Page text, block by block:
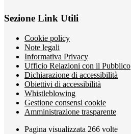
Sezione Link Utili
Cookie policy
Note legali
Informativa Privacy
Ufficio Relazioni con il Pubblico
Dichiarazione di accessibilità
Obiettivi di accessibilità
Whistleblowing
Gestione consensi cookie
Amministrazione trasparente
Pagina visualizzata 266 volte